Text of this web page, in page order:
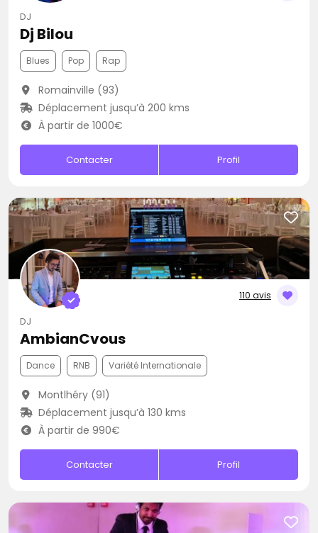
DJ
Dj Bilou
Blues Pop Rap
Romainville (93)
Déplacement jusqu’à 200 kms
À partir de 1000€
Contacter Profil
110 avis
DJ
AmbianCvous
Dance RNB Variété Internationale
Montlhéry (91)
Déplacement jusqu’à 130 kms
À partir de 990€
Contacter Profil